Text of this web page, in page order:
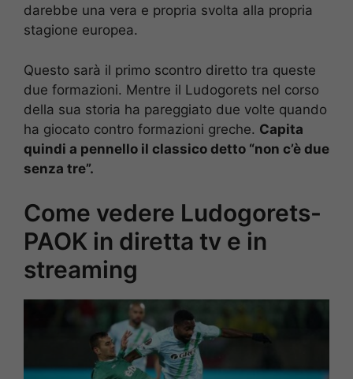
darebbe una vera e propria svolta alla propria
stagione europea.
Questo sarà il primo scontro diretto tra queste
due formazioni. Mentre il Ludogorets nel corso
della sua storia ha pareggiato due volte quando
ha giocato contro formazioni greche. Capita
quindi a pennello il classico detto “non c’è due
senza tre”.
Come vedere Ludogorets-
PAOK in diretta tv e in
streaming